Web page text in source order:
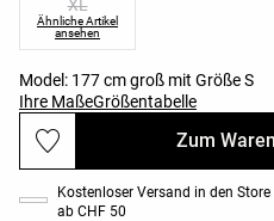
XL
Ähnliche Artikel
ansehen
Model: 177 cm groß mit Größe S
Ihre MaßeGrößentabelle
Zum
Kostenloser Versand in den
ab CHF 50